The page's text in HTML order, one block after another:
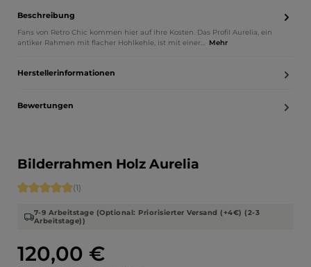
Beschreibung
Fans von Retro Chic kommen hier auf ihre Kosten. Das Profil Aurelia, ein
antiker Rahmen mit flacher Hohlkehle, ist mit einer… Mehr
Herstellerinformationen
Bewertungen
Bilderrahmen Holz Aurelia
Regulärer Preis:
120,00 €
Durchschnittliche Bewertung von 5 von 5 Sternen
(1)
7-9 Arbeitstage (Optional: Priorisierter Versand (+4€) (2-3
Arbeitstage))